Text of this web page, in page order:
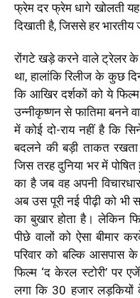
फ्रेम दर फ्रेम धागे खोलती
दिखाती है, जिससे हर
रोंगटे खड़े करने वाले ट्रेलर के
था, हालांकि रिलीज के कुछ
कि आखिर दर्शकों को ये
उन्नीकृष्णन से फातिमा बनने
में कोई दो-राय नहीं है कि
बदलने की बड़ी ताकत रखता
जिस तरह दुनिया भर में
का है जब वह अपनी
अब उस पूरी नई पीढ़ी को भी
का बुखार होता है। लेकिन
पीछे वालों को ऐसा बीमार
परिवार को बल्कि आसपास
फिल्म ‘द केरल स्टोरी’ पर
लगा कि 30 हजार लड़कियों